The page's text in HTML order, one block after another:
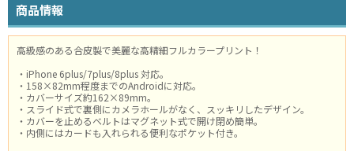
商品情報
高級感のある合皮製で美麗な高精細フルカラープリント！
・iPhone 6plus/7plus/8plus 対応。
・158×82mm程度までのAndroidに対応。
・カバーサイズ約162×89mm。
・スライド式で裏側にカメラホールがなく、スッキリしたデザイン。
・カバーを止めるベルトはマグネット式で開け閉め簡単。
・内側にはカードも入れられる便利なポケット付き。